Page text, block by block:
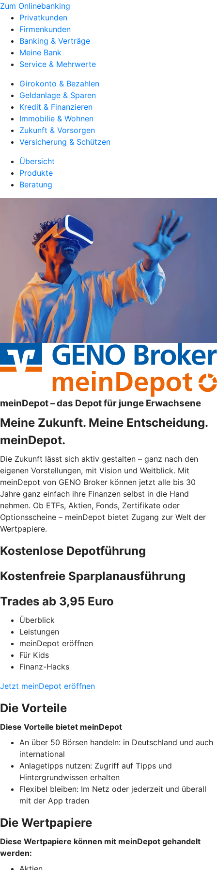
Zum Onlinebanking
Privatkunden
Firmenkunden
Banking & Verträge
Meine Bank
Service & Mehrwerte
Girokonto & Bezahlen
Geldanlage & Sparen
Kredit & Finanzieren
Immobilie & Wohnen
Zukunft & Vorsorgen
Versicherung & Schützen
Übersicht
Produkte
Beratung
meinDepot – das Depot für junge Erwachsene
Meine Zukunft. Meine Entscheidung.
meinDepot.
Die Zukunft lässt sich aktiv gestalten – ganz nach den
eigenen Vorstellungen, mit Vision und Weitblick. Mit
meinDepot von GENO Broker können jetzt alle bis 30
Jahre ganz einfach ihre Finanzen selbst in die Hand
nehmen. Ob ETFs, Aktien, Fonds, Zertifikate oder
Optionsscheine – meinDepot bietet Zugang zur Welt der
Wertpapiere.
Kostenlose Depotführung
Kostenfreie Sparplanausführung
Trades ab 3,95 Euro
Überblick
Leistungen
meinDepot eröffnen
Für Kids
Finanz-Hacks
Jetzt meinDepot eröffnen
Die Vorteile
Diese Vorteile bietet meinDepot
An über 50 Börsen handeln: in Deutschland und auch
international
Anlagetipps nutzen: Zugriff auf Tipps und
Hintergrundwissen erhalten
Flexibel bleiben: Im Netz oder jederzeit und überall
mit der App traden
Die Wertpapiere
Diese Wertpapiere können mit meinDepot gehandelt
werden: